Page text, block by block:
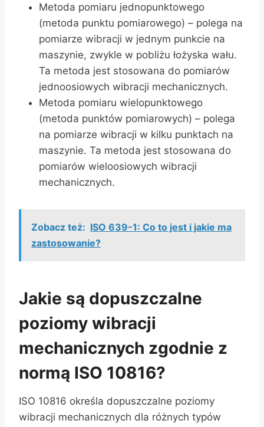
Metoda pomiaru jednopunktowego
(metoda punktu pomiarowego) – polega na
pomiarze wibracji w jednym punkcie na
maszynie, zwykle w pobliżu łożyska wału.
Ta metoda jest stosowana do pomiarów
jednoosiowych wibracji mechanicznych.
Metoda pomiaru wielopunktowego
(metoda punktów pomiarowych) – polega
na pomiarze wibracji w kilku punktach na
maszynie. Ta metoda jest stosowana do
pomiarów wieloosiowych wibracji
mechanicznych.
Zobacz też: ISO 639-1: Co to jest i jakie ma
zastosowanie?
Jakie są dopuszczalne
poziomy wibracji
mechanicznych zgodnie z
normą ISO 10816?
ISO 10816 określa dopuszczalne poziomy
wibracji mechanicznych dla różnych typów